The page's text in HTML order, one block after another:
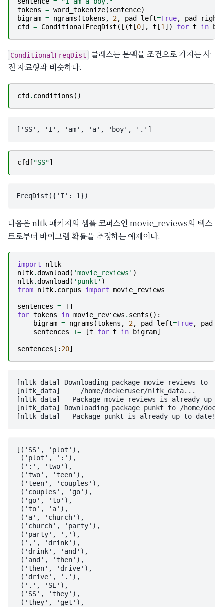
sentence =
"I am a boy."
tokens = word_tokenize(sentence)
bigram = ngrams (tokens , 2, pad_left=True, pad_right
cfd
= ConditionalFreqDist ([(t [0], t [1]) for t in
ConditionalFreqDist
클래스는 문맥을 조건으로 가지는 사
전 자료형과 비슷하다.
cfd . conditions ()
cfd [ "SS"]
다음은 nltk 패키지의 샘플 코퍼스인 movie_reviews의 텍스
트로부터 바이그램 확률을 추정하는 예제이다.
import
nltk
nltk.download ( 'movie_reviews' )
nltk.download ( 'punkt' )
from nltk.corpus import movie_reviews
sentences =
[]
for tokens in movie_reviews . sents ():
bigram = ngrams (tokens , 2, pad_left=True,
sentences += [t for t in bigram]
sentences [: 20]
[nltk_data] Downloading package movie_reviews to
[nltk_data]     /home/dockeruser/nltk_data...
[nltk_data]   Package movie_reviews is already up-
[nltk_data] Downloading package punkt to /home/
[('SS', 'plot'),
('plot', ':'),
(':', 'two'),
('two', 'teen'),
('teen', 'couples'),
('couples', 'go'),
('go', 'to'),
('to', 'a'),
('a', 'church'),
('church', 'party'),
('party', ','),
(',', 'drink'),
('drink', 'and'),
('and', 'then'),
('then', 'drive'),
('drive', '.'),
('.', 'SE'),
('SS', 'they'),
('they', 'get'),